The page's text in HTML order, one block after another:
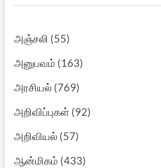
அஞ்சலி (55)
அனுபவம் (163)
அரசியல்(769)
அறிவிப்புகள்(92)
அறிவியல்(57)
ஆன்மிகம் (433)